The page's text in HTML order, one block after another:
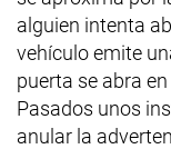
alguien intenta
vehículo emite
puerta se abra
Pasados unos
anular la